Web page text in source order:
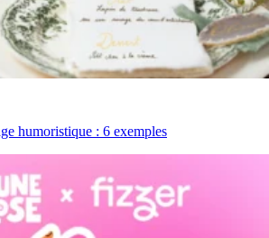
humoristique : 6 exemples